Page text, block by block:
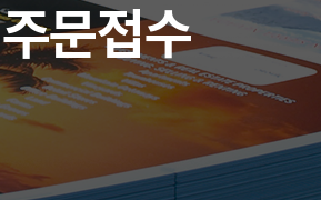
주문접수